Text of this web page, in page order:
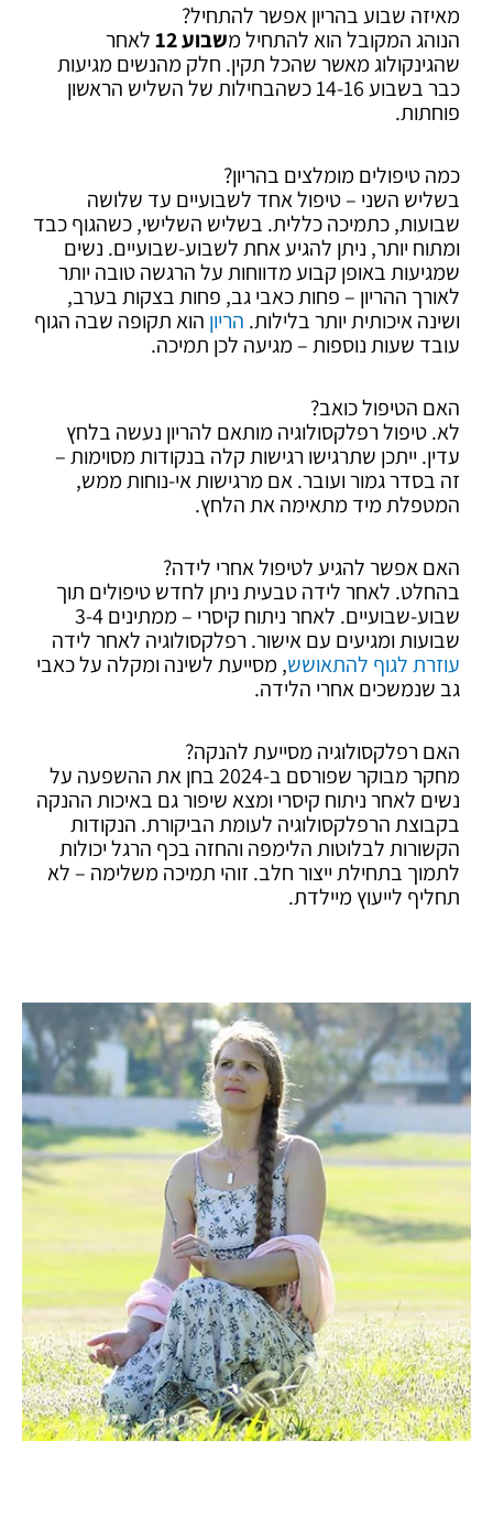
מאיזה שבוע בהריון אפשר להתחיל?
הנוהג המקובל הוא להתחיל משבוע 12
לאחר
שהגינקולוג מאשר שהכל תקין. חלק מהנשים מגיעות
כבר בשבוע 14-16 כשהבחילות של השליש הראשון
פוחתות.
כמה טיפולים מומלצים בהריון?
בשליש השני – טיפול אחד לשבועיים עד שלושה
שבועות, כתמיכה כללית. בשליש השלישי, כשהגוף כבד
ומתוח יותר, ניתן להגיע אחת לשבוע-שבועיים. נשים
שמגיעות באופן קבוע מדווחות על הרגשה טובה יותר
לאורך ההריון – פחות כאבי גב, פחות בצקות בערב,
ושינה איכותית יותר בלילות. הריון הוא תקופה שבה הגוף
עובד שעות נוספות – מגיעה לכן תמיכה.
האם הטיפול כואב?
לא. טיפול רפלקסולוגיה מותאם להריון נעשה בלחץ
עדין. ייתכן שתרגישו רגישות קלה בנקודות מסוימות –
זה בסדר גמור ועובר. אם מרגישות אי-נוחות ממש,
המטפלת מיד מתאימה את הלחץ.
האם אפשר להגיע לטיפול אחרי לידה?
בהחלט. לאחר לידה טבעית ניתן לחדש טיפולים תוך
שבוע-שבועיים. לאחר ניתוח קיסרי – ממתינים 3-4
שבועות ומגיעים עם אישור. רפלקסולוגיה לאחר לידה
עוזרת לגוף להתאושש, מסייעת לשינה ומקלה על כאבי
גב שנמשכים אחרי הלידה.
האם רפלקסולוגיה מסייעת להנקה?
מחקר מבוקר שפורסם ב-2024 בחן את ההשפעה על
נשים לאחר ניתוח קיסרי ומצא שיפור גם באיכות ההנקה
בקבוצת הרפלקסולוגיה לעומת הביקורת. הנקודות
הקשורות לבלוטות הלימפה והחזה בכף הרגל יכולות
לתמוך בתחילת ייצור חלב. זוהי תמיכה משלימה – לא
תחליף לייעוץ מיילדת.